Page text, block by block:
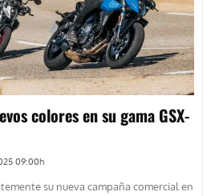
colores en su gama GSX-
09:00h
su nueva campaña comercial en